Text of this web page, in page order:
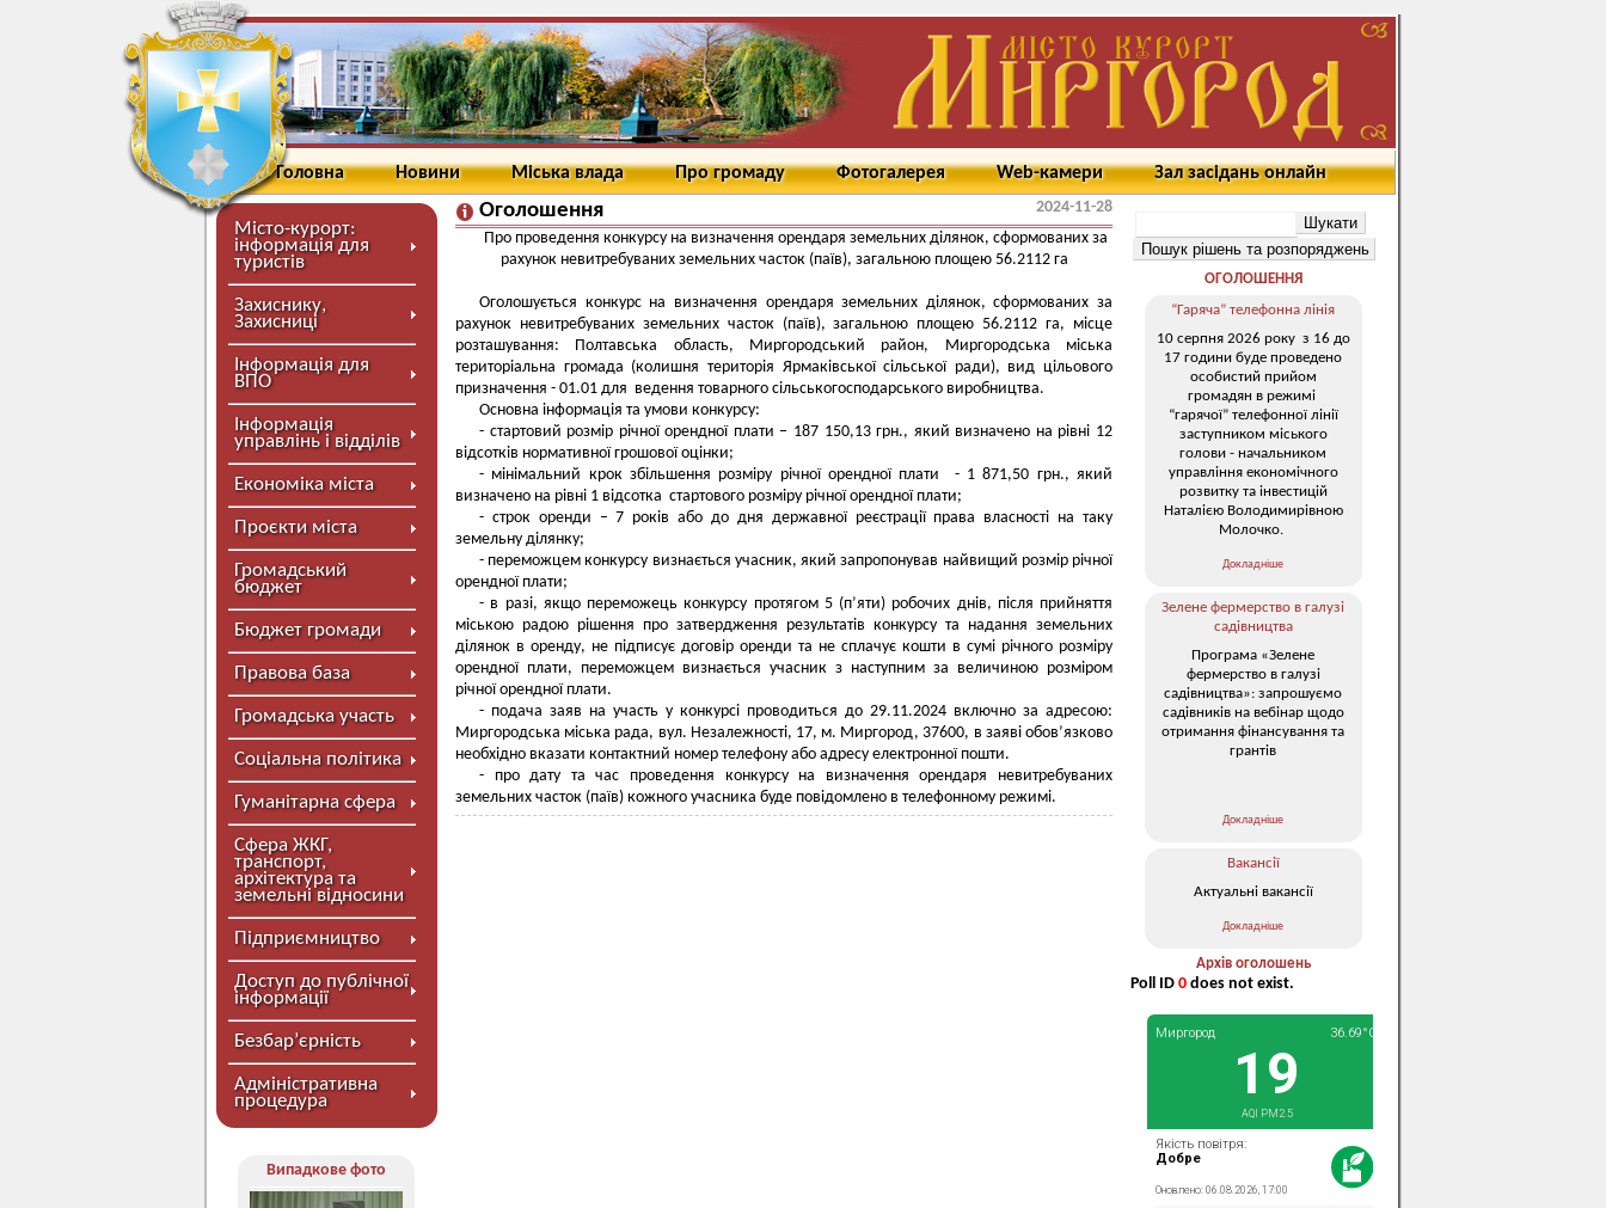
Головна Новини Міська влада Про громаду Фотогалерея Web-камери Зал засідань онлайн
Місто-курорт:
інформація для
туристів
Захиснику,
Захисниці
Інформація для
ВПО
Інформація
управлінь і відділів
Економіка міста
Проєкти міста
Громадський
бюджет
Бюджет громади
Правова база
Громадська участь
Соціальна політика
Гуманітарна сфера
Сфера ЖКГ,
транспорт,
архітектура та
земельні відносини
Підприємництво
Доступ до публічної
інформації
Безбар’єрність
Адміністративна
процедура
Випадкове фото
Оголошення
2024-11-28
Про проведення конкурсу на визначення орендаря земельних ділянок, сформованих за
рахунок невитребуваних земельних часток (паїв), загальною площею 56.2112 га
Оголошується конкурс на визначення орендаря земельних ділянок, сформованих за
рахунок невитребуваних земельних часток (паїв), загальною площею 56.2112 га, місце
розташування: Полтавська область, Миргородський район, Миргородська міська
територіальна громада (колишня територія Ярмаківської сільської ради), вид цільового
призначення - 01.01 для ведення товарного сільськогосподарського виробництва.
Основна інформація та умови конкурсу:
- стартовий розмір річної орендної плати – 187 150,13 грн., який визначено на рівні 12
відсотків нормативної грошової оцінки;
- мінімальний крок збільшення розміру річної орендної плати - 1 871,50 грн., який
визначено на рівні 1 відсотка стартового розміру річної орендної плати;
- строк оренди – 7 років або до дня державної реєстрації права власності на таку
земельну ділянку;
- переможцем конкурсу визнається учасник, який запропонував найвищий розмір річної
орендної плати;
- в разі, якщо переможець конкурсу протягом 5 (п’яти) робочих днів, після прийняття
міською радою рішення про затвердження результатів конкурсу та надання земельних
ділянок в оренду, не підписує договір оренди та не сплачує кошти в сумі річного розміру
орендної плати, переможцем визнається учасник з наступним за величиною розміром
річної орендної плати.
- подача заяв на участь у конкурсі проводиться до 29.11.2024 включно за адресою:
Миргородська міська рада, вул. Незалежності, 17, м. Миргород, 37600, в заяві обов’язково
необхідно вказати контактний номер телефону або адресу електронної пошти.
- про дату та час проведення конкурсу на визначення орендаря невитребуваних
земельних часток (паїв) кожного учасника буде повідомлено в телефонному режимі.
ОГОЛОШЕННЯ
“Гаряча” телефонна лінія
10 серпня 2026 року з 16 до
17 години буде проведено
особистий прийом
громадян в режимі
“гарячої” телефонної лінії
заступником міського
голови - начальником
управління економічного
розвитку та інвестицій
Наталією Володимирівною
Молочко.
Докладніше
Зелене фермерство в галузі
садівництва
Програма «Зелене
фермерство в галузі
садівництва»: запрошуємо
садівників на вебінар щодо
отримання фінансування та
грантів
Докладніше
Вакансії
Актуальні вакансії
Докладніше
Архів оголошень
Poll ID 0 does not exist.